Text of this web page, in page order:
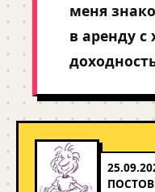
меня
в аренду